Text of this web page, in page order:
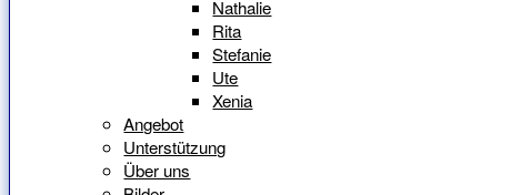
Nathalie
Rita
Stefanie
Ute
Xenia
Angebot
Unterstützung
Über uns